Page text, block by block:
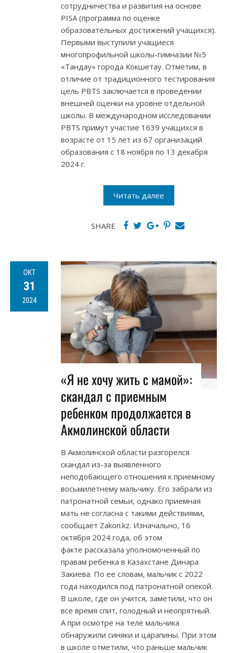
сотрудничества и развития на основе
PISA (программа по оценке
образовательных достижений учащихся).
Первыми выступили учащиеся
многопрофильной школы-гимназии №5
«Тандау» города Кокшетау. Отметим, в
отличие от традиционного тестирования
цель PBTS заключается в проведении
внешней оценки на уровне отдельной
школы. В международном исследовании
PBTS примут участие 1639 учащихся в
возрасте от 15 лет из 67 организаций
образования с 18 ноября по 13 декабря
2024 г.
Читать далее
SHARE
ОКТ
31
2024
«Я не хочу жить с мамой»:
скандал с приемным
ребенком продолжается в
Акмолинской области
В Акмолинской области разгорелся
скандал из-за выявленного
неподобающего отношения к приемному
восьмилетнему мальчику. Его забрали из
патронатной семьи, однако приемная
мать не согласна с такими действиями,
сообщает Zakon.kz. Изначально, 16
октября 2024 года, об этом
факте рассказала уполномоченный по
правам ребенка в Казахстане Динара
Закиева. По ее словам, мальчик с 2022
года находился под патронатной опекой.
В школе, где он учится, заметили, что он
все время спит, голодный и неопрятный.
А при осмотре на теле мальчика
обнаружили синяки и царапины. При этом
в школе отметили, что раньше мальчик